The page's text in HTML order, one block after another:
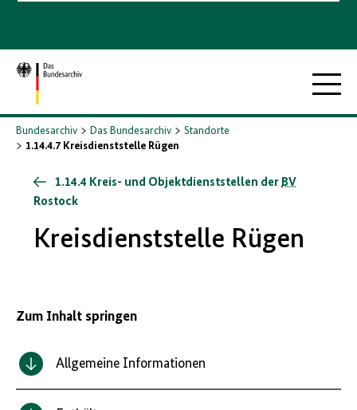
Zur
Startseite
Bundesarchiv Das Bundesarchiv
Standorte
1.14.4.7 Kreisdienststelle Rügen
1.14.4 Kreis- und Objektdienststellen der BV
Rostock
Kreisdienststelle Rügen
Zum Inhalt springen
Allgemeine Informationen